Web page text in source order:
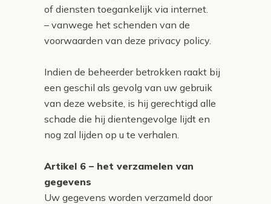
of diensten toegankelijk via internet.
– vanwege het schenden van de
voorwaarden van deze privacy policy.
Indien de beheerder betrokken raakt bij
een geschil als gevolg van uw gebruik
van deze website, is hij gerechtigd alle
schade die hij dientengevolge lijdt en
nog zal lijden op u te verhalen.
Artikel 6 – het verzamelen van
gegevens
Uw gegevens worden verzameld door